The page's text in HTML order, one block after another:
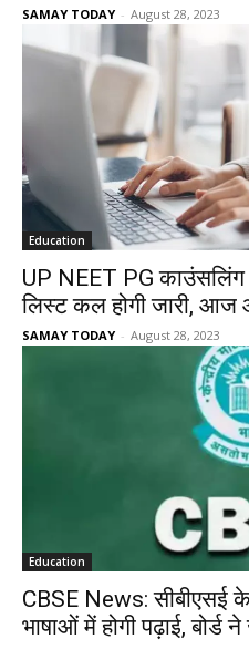
SAMAY TODAY - August 28, 2023
Education
UP NEET PG
लिस्ट कल होगी जारी, आज
SAMAY TODAY - August 28, 2023
Education
CBSE News: सीबीएसई
भाषाओं में होगी पढ़ाई, बोर्ड